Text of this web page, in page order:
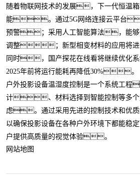
随着物联网技术的发展，下一代恒温
能。通过5G网络连接云平台
预警；采用人工智能算法，能够
调整；新型相变材料的应用将进
同时，国产探花在线看将继续优化
2025年前将运行能耗再降低30%。
户外投影设备温湿度控制是一个系统工
计、材料选择到智能控制等多个
虑。通过采用先进的控制技术和优
以确保投影设备在各种户外环境下都能
户提供高质量的视觉体验。
网站地图